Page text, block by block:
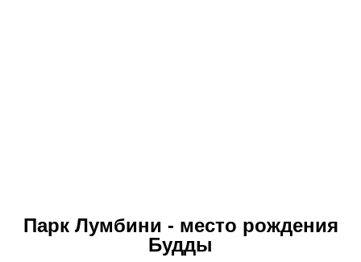
Парк Лумбини - место рождения
Будды